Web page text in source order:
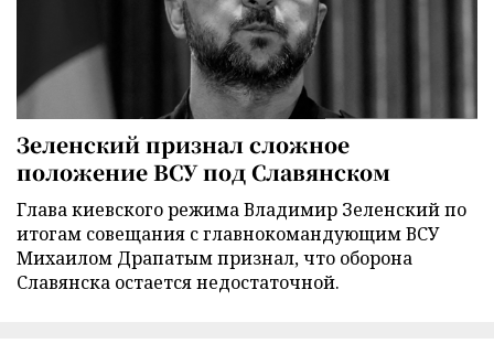
Зеленский признал сложное
положение ВСУ под Славянском
Глава киевского режима Владимир Зеленский по
итогам совещания с главнокомандующим ВСУ
Михаилом Драпатым признал, что оборона
Славянска остается недостаточной.